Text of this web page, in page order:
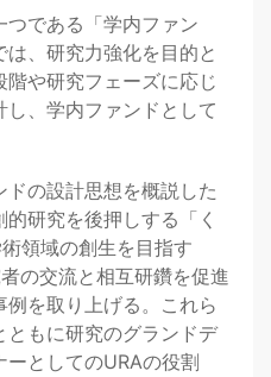
である「学内ファン
は、研究力強化を目的と
階や研究フェーズに応じ
、学内ファンドとして
の設計思想を概説した
研究を後押しする「く
領域の創生を目指す
の交流と相互研鑽を促進
を取り上げる。これら
もに研究のグランドデ
としてのURAの役割